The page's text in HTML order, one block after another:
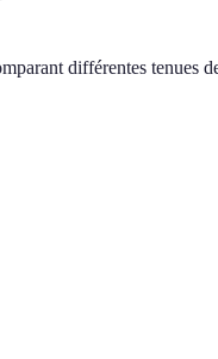
différentes tenues